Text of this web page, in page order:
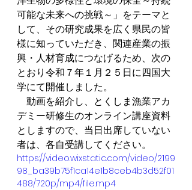
可能な未来への挑戦～」をテーマと
して、その研究成果を広く県民の皆
様に知っていただき、関連産業の振
興・人材育成につなげるため、次の
とおり令和７年１月２５日に四国大
学にて開催しました。
動画を紹介し、とくしま漁業アカ
デミー研修生のオンライン講座資料
としますので、当日出席していない
者は、各自受講してください。
https://video.wixstatic.com/video/2199
98_ba39b75f1ca14e1b8ceb4b3d52f01
488/720p/mp4/file.mp4